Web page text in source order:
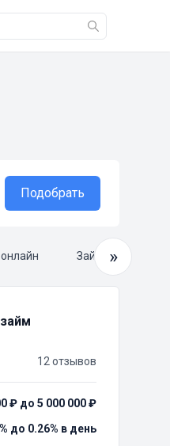
Подобрать
Займ »
12 отзывов
₽ до 5 000 000 ₽
до 0.26% в день